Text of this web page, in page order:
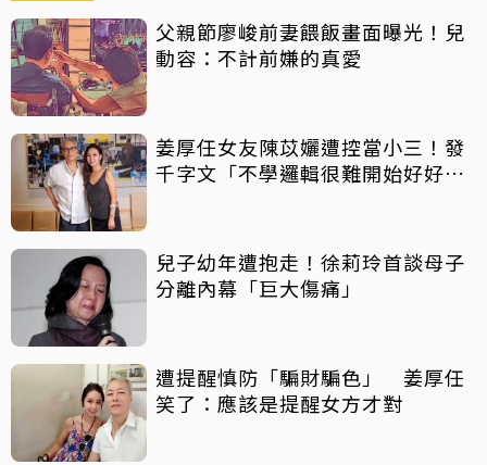
父親節廖峻前妻餵飯畫面曝光！兒
動容：不計前嫌的真愛
姜厚任女友陳苡孋遭控當小三！發
千字文「不學邏輯很難開始好好
兒子幼年遭抱走！徐莉玲首談母子
分離內幕「巨大傷痛」
遭提醒慎防「騙財騙色」 姜厚任
笑了：應該是提醒女方才對